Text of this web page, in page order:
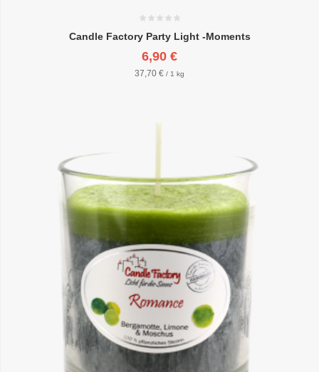
Candle Factory Party Light -Moments
6,90 €
37,70 € / 1 kg